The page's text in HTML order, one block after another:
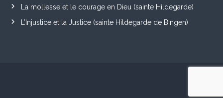
La mollesse et le courage en Dieu (sainte Hildegarde)
L’Injustice et la Justice (sainte Hildegarde de Bingen)